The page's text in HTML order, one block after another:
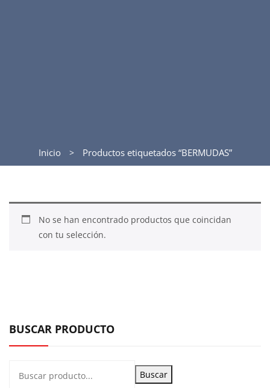
Inicio Productos etiquetados “BERMUDAS”
No se han encontrado productos que coincidan
con tu selección.
BUSCAR PRODUCTO
Buscar